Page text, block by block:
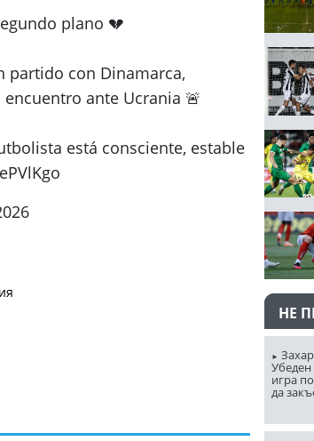
plano 💔
partido con Dinamarca,
ante Ucrania 🚨
está consciente, estable
НЕ
Убеден
игра
да